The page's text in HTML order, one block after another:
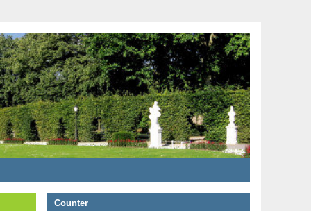
Counter